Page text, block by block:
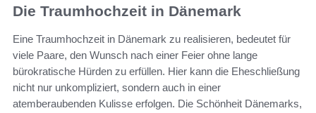
Die Traumhochzeit in Dänemark
Eine Traumhochzeit in Dänemark zu realisieren, bedeutet für
viele Paare, den Wunsch nach einer Feier ohne lange
bürokratische Hürden zu erfüllen. Hier kann die Eheschließung
nicht nur unkompliziert, sondern auch in einer
atemberaubenden Kulisse erfolgen. Die Schönheit Dänemarks,